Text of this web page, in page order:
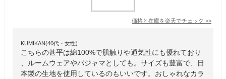
価格と在庫を楽天でチェック >>
KUMIKAN(40代・女性)
こちらの甚平は綿100%で肌触りや通気性にも優れており
、ルームウェアやパジャマとしても。サイズも豊富で、日
本製の生地を使用しているのもいいです。おしゃれなカラ